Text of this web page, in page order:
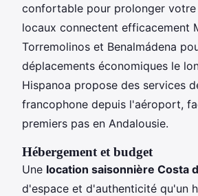
confortable pour prolonger votre
locaux connectent efficacement
Torremolinos et Benalmádena
déplacements économiques le
Hispanoa propose des services
francophone depuis l'aéroport,
premiers pas en Andalousie.
Hébergement et budget
Une location saisonnière Costa
d'espace et d'authenticité qu'un